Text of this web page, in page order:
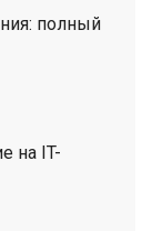
полный
на IT-